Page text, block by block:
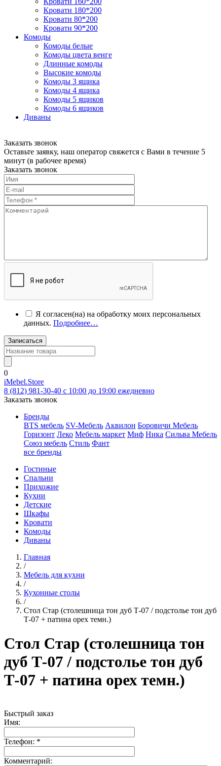
Кровати 180*200
Кровати 80*200
Кровати 90*200
Комоды
Комоды белые
Комоды цвета венге
Длинные комоды
Высокие комоды
Комоды 3 ящика
Комоды 4 ящика
Комоды 5 ящиков
Комоды 6 ящиков
Диваны
Заказать звонок
Оставьте заявку, наш оператор свяжется с Вами в течение 5
минут (в рабочее время)
Заказать звонок
Я согласен(на) на обработку моих персональных
данных. Подробнее…
Записаться
0
iMebel.Store
8 (812) 981-30-40 c 10:00 до 19:00 ежедневно
Заказать звонок
Бренды
BTS мебель SV-Мебель Аквилон Боровичи Мебель
Горизонт Леко Мебель маркет Миф Ника Сильва Мебель
Союз мебель Стиль Фант
все бренды
Гостиные
Спальни
Прихожие
Кухни
Детские
Шкафы
Кровати
Комоды
Диваны
Главная
/
Мебель для кухни
/
Кухонные столы
/
Стол Стар (столешница тон дуб Т-07 / подстолье тон дуб
Т-07 + патина орех темн.)
Стол Стар (столешница тон
дуб Т-07 / подстолье тон дуб
Т-07 + патина орех темн.)
Быстрый заказ
Имя:
Телефон: *
Комментарий: